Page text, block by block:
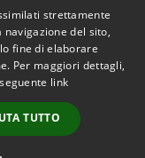
© 2026 • Comune di
•
Accesso
redazione
strettamente
del sito,
fine di elaborare
Per maggiori dettagli,
link
TUTTO